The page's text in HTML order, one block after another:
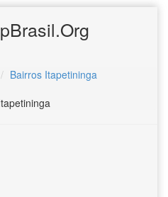
Bairros Itapetininga